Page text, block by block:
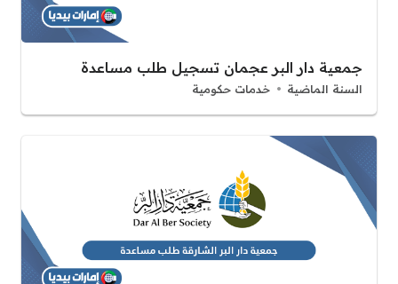
جمعية دار البر عجمان تسجيل طلب مساعدة
السنة الماضية خدمات حكومية